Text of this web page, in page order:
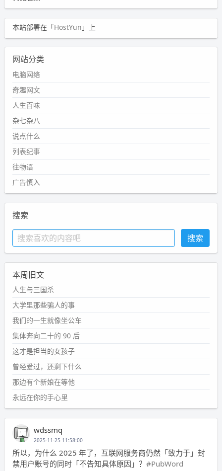
本站部署在「HostYun 」上
网站分类
电脑网络
奇趣网文
人生百味
杂七杂八
说点什么
列表纪事
往物语
广告慎入
搜索
本周旧文
人生与三国杀
大学里那些骗人的事
我们的一生就像坐公车
集体奔向二十的 90 后
这才是担当的女孩子
曾经爱过，还剩下什么
那边有个新娘在等他
永远在你的手心里
wdssmq
2025-11-25 11:58:00
所以，为什么 2025 年了，互联网服务商仍然「致力于」封
禁用户账号的同时「不告知具体原因」？ #PubWord